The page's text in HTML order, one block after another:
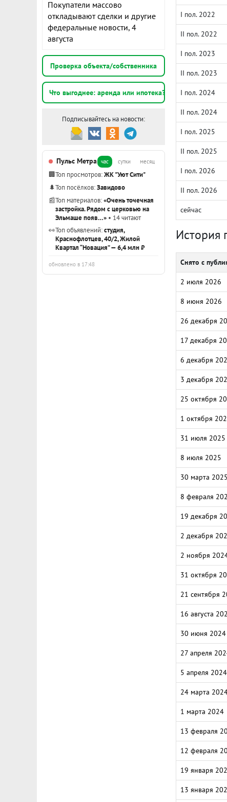
Покупатели массово
откладывают сделки и другие
федеральные новости, 4
августа
Проверка объекта/собственника
Что выгоднее: аренда или ипотека?
Подписывайтесь на новости:
Пульс Метра час сутки месяц
🏢Топ просмотров:ЖК "Уют Сити"
🌲Топ посёлков:Завидово
📰Топ материалов:«Очень точечная
застройка. Рядом с церковью на
Эльмаше появ…» • 14 читают
👀Топ объявлений:студия,
Краснофлотцев, 40/2, Жилой
Квартал “Новация” — 6,4 млн ₽
обновлено в 17:48
I пол. 2022
II пол. 2022
I пол. 2023
II пол. 2023
I пол. 2024
II пол. 2024
I пол. 2025
II пол. 2025
I пол. 2026
II пол. 2026
сейчас
История
Снято с
2 июля 2026
8 июня 2026
26 декабря
17 декабря
6 декабря
3 декабря
25 октября
1 октября
31 июля 2025
8 июля 2025
30 марта 2025
8 февраля
19 декабря
2 декабря
2 ноября
31 октября
21 сентября
16 августа
30 июня 2024
27 апреля
5 апреля 2024
24 марта
1 марта 2024
13 февраля
12 февраля
19 января
13 января